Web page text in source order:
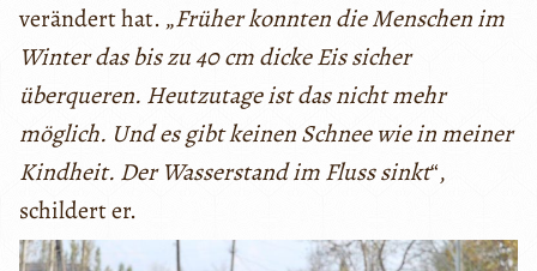
verändert hat. „Früher konnten die Menschen im
Winter das bis zu 40 cm dicke Eis sicher
überqueren. Heutzutage ist das nicht mehr
möglich. Und es gibt keinen Schnee wie in meiner
Kindheit. Der Wasserstand im Fluss sinkt“,
schildert er.